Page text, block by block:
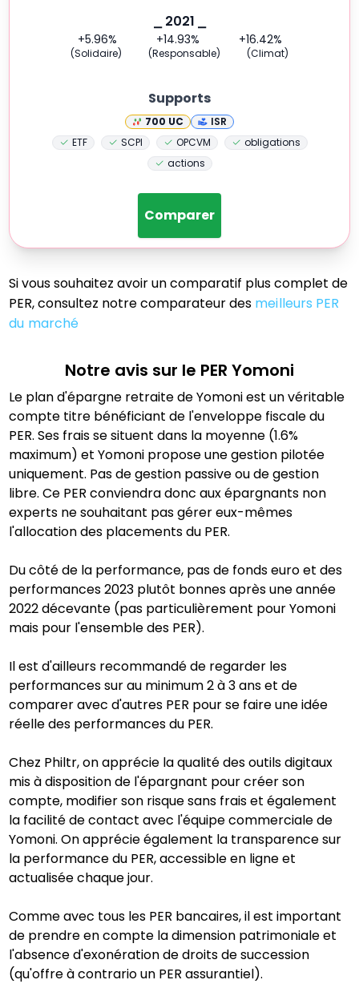
⎯ 2021 ⎯
+5.96% +14.93% +16.42%
(Solidaire) (Responsable) (Climat)
Supports
700 UC
ISR
ETF
SCPI OPCVM
obligations
actions
Comparer
Si vous souhaitez avoir un comparatif plus complet de
PER, consultez notre comparateur des meilleurs PER
du marché
Notre avis sur le PER Yomoni
Le plan d'épargne retraite de Yomoni est un véritable
compte titre bénéficiant de l'enveloppe fiscale du
PER. Ses frais se situent dans la moyenne (1.6%
maximum) et Yomoni propose une gestion pilotée
uniquement. Pas de gestion passive ou de gestion
libre. Ce PER conviendra donc aux épargnants non
experts ne souhaitant pas gérer eux-mêmes
l'allocation des placements du PER.
Du côté de la performance, pas de fonds euro et des
performances 2023 plutôt bonnes après une année
2022 décevante (pas particulièrement pour Yomoni
mais pour l'ensemble des PER).
Il est d'ailleurs recommandé de regarder les
performances sur au minimum 2 à 3 ans et de
comparer avec d'autres PER pour se faire une idée
réelle des performances du PER.
Chez Philtr, on apprécie la qualité des outils digitaux
mis à disposition de l'épargnant pour créer son
compte, modifier son risque sans frais et également
la facilité de contact avec l'équipe commerciale de
Yomoni. On apprécie également la transparence sur
la performance du PER, accessible en ligne et
actualisée chaque jour.
Comme avec tous les PER bancaires, il est important
de prendre en compte la dimension patrimoniale et
l'absence d'exonération de droits de succession
(qu'offre à contrario un PER assurantiel).